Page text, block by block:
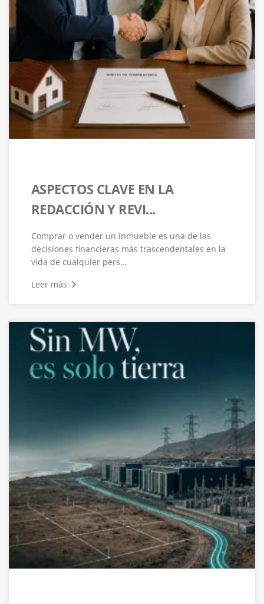
ASPECTOS CLAVE EN LA
REDACCIÓN Y REVI...
Comprar o vender un inmueble es una de las
decisiones financieras más trascendentales en la
vida de cualquier pers...
Leer más